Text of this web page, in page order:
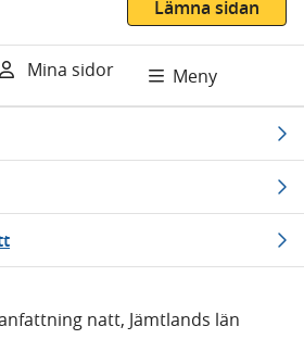
Lämna sidan
Mina sidor Meny
natt, Jämtlands län